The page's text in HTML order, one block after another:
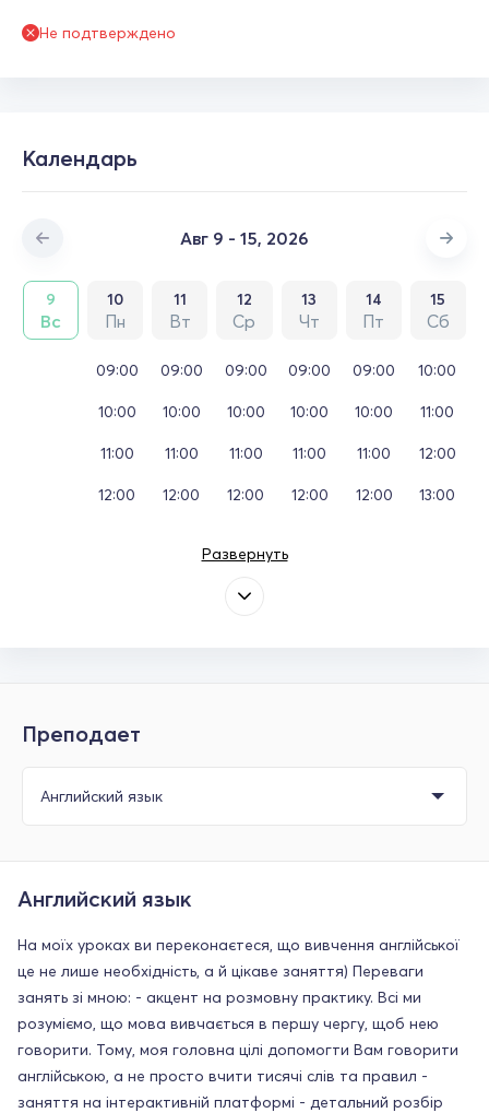
Не подтверждено
Календарь
Авг 9 - 15, 2026
9
Вс
10
Пн
11
Вт
12
Ср
13
Чт
14
Пт
15
Сб
09:00
10:00
11:00
12:00
09:00
10:00
11:00
12:00
09:00
10:00
11:00
12:00
09:00
10:00
11:00
12:00
09:00
10:00
11:00
12:00
10:00
11:00
12:00
13:00
Развернуть
Преподает
Английский язык
На моїх уроках ви переконаєтеся, що вивчення англійської
це не лише необхідність, а й цікаве заняття) Переваги
занять зі мною: - акцент на розмовну практику. Всі ми
розуміємо, що мова вивчається в першу чергу, щоб нею
говорити. Тому, моя головна цілі допомогти Вам говорити
англійською, а не просто вчити тисячі слів та правил -
заняття на інтерактивній платформі - детальний розбір